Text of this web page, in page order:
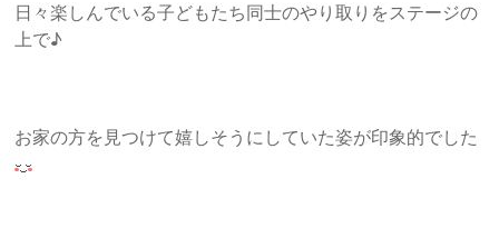
日々楽しんでいる子どもたち同士のやり取りをステージの
上で♪
お家の方を見つけて嬉しそうにしていた姿が印象的でした